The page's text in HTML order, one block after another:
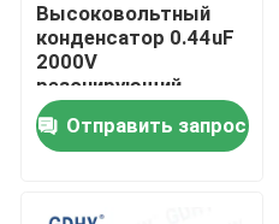
Высоковольтный
конденсатор 0.44uF
2000V
резонирующий
Отправить запрос